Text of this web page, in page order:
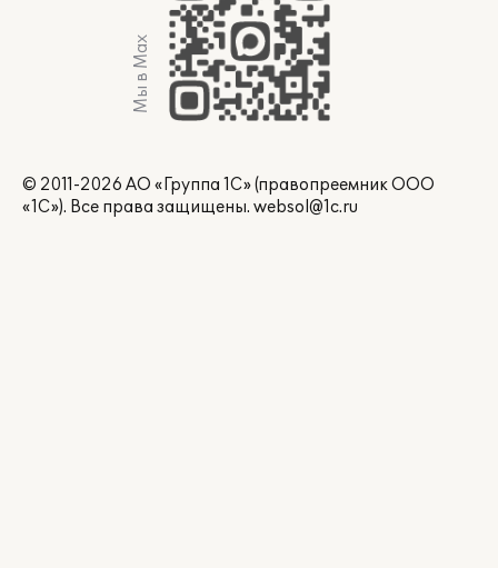
Мы в Max
© 2011-2026 АО «Группа 1С» (правопреемник ООО
«1С»). Все права защищены. websol@1c.ru